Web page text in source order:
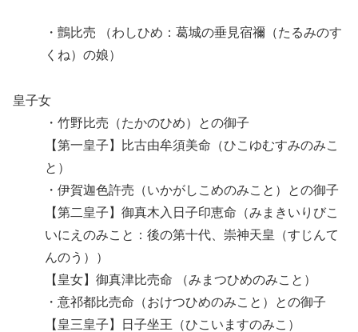
・鸇比売 （わしひめ：葛城の垂見宿禰（たるみのす
くね）の娘）
皇子女
・竹野比売（たかのひめ）との御子
【第一皇子】比古由牟須美命（ひこゆむすみのみこ
と）
・伊賀迦色許売（いかがしこめのみこと）との御子
【第二皇子】御真木入日子印恵命（みまきいりびこ
いにえのみこと：後の第十代、崇神天皇（すじんて
んのう））
【皇女】御真津比売命 （みまつひめのみこと）
・意祁都比売命（おけつひめのみこと）との御子
【皇三皇子】日子坐王（ひこいますのみこ）